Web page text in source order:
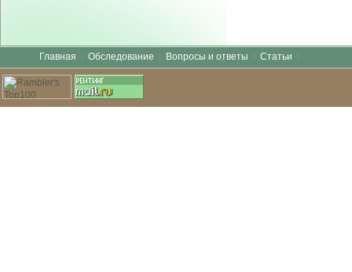
Главная Обследование Вопросы и ответы Статьи